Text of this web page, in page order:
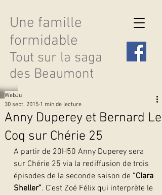
Une famille
formidable
Tout sur la saga
des Beaumont
Découvrir les saisons
Anny Duperey et Bernard Le
Coq sur Chérie 25
WebJu
30 sept. 2015 1 min de lecture
A partir de 20H50 Anny Duperey sera
sur Chérie 25 via la rediffusion de trois
épisodes de la seconde saison de “Clara
Sheller”. C’est Zoé Félix qui interprète le